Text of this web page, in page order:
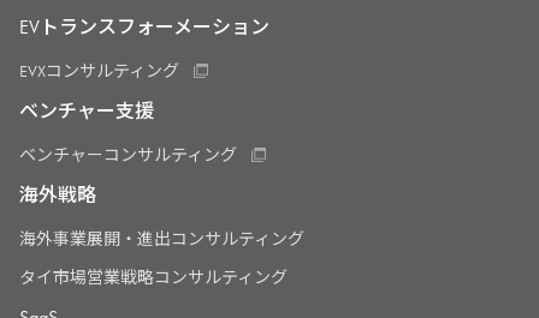
EVトランスフォーメーション
EVXコンサルティング
ベンチャー支援
ベンチャーコンサルティング
海外戦略
海外事業展開・進出コンサルティング
タイ市場営業戦略コンサルティング